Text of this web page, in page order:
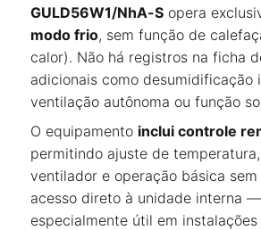
GULD56W1/NhA-S opera
modo frio, sem função de
calor). Não há registros na ficha
adicionais como desumidificação
ventilação autônoma ou função
O equipamento inclui controle
permitindo ajuste de
ventilador e operação básica
acesso direto à unidade interna
especialmente útil em